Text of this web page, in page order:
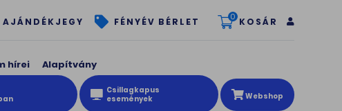
AJÁNDÉKJEGY FÉNYÉV BÉRLET 0 KOSÁR
hírei Alapítvány
Csillagkapus
események
Webshop